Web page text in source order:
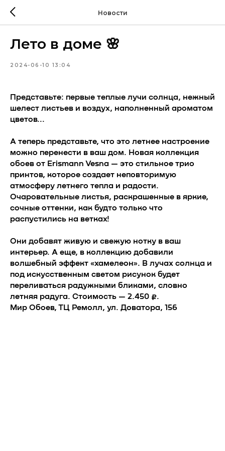
Новости
Лето в доме 🌸
2024-06-10 13:04
Представьте: первые теплые лучи солнца, нежный
шелест листьев и воздух, наполненный ароматом
цветов...
А теперь представьте, что это летнее настроение
можно перенести в ваш дом. Новая коллекция
обоев от Erismann Vesna — это стильное трио
принтов, которое создает неповторимую
атмосферу летнего тепла и радости.
Очаровательные листья, раскрашенные в яркие,
сочные оттенки, как будто только что
распустились на ветках!
Они добавят живую и свежую нотку в ваш
интерьер. А еще, в коллекцию добавили
волшебный эффект «хамелеон». В лучах солнца и
под искусственным светом рисунок будет
переливаться радужными бликами, словно
летняя радуга. Стоимость — 2.450 ₽.
Мир Обоев, ТЦ Ремолл, ул. Доватора, 156